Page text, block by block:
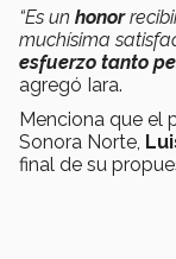
“Es un honor
muchísima
esfuerzo tanto
agregó Iara.
Menciona que el
Sonora Norte,
final de su